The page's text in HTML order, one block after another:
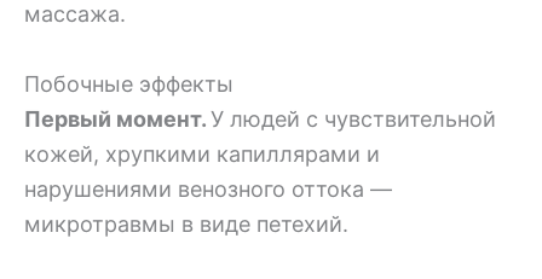
массажа.
Побочные эффекты
Первый момент.У людей с чувствительной
кожей, хрупкими капиллярами и
нарушениями венозного оттока —
микротравмы в виде петехий.